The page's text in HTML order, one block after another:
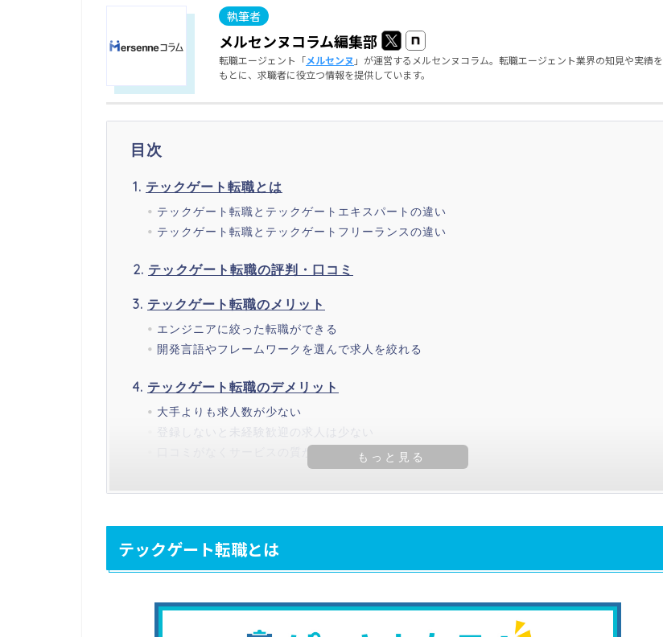
メルセンヌコラム編集部
転職エージェント「メルセンヌ 」が運営するメルセンヌコラム。転職エージェント業界の知見や実績を
もとに、求職者に役立つ情報を提供しています。
目次
テックゲート転職とは
テックゲート転職とテックゲートエキスパートの違い
テックゲート転職とテックゲートフリーランスの違い
テックゲート転職の評判・口コミ
テックゲート転職のメリット
エンジニアに絞った転職ができる
開発言語やフレームワークを選んで求人を絞れる
テックゲート転職のデメリット
大手よりも求人数が少ない
登録しないと未経験歓迎の求人は少ない
口コミがなくサービスの質がわからない
テックゲート転職とは